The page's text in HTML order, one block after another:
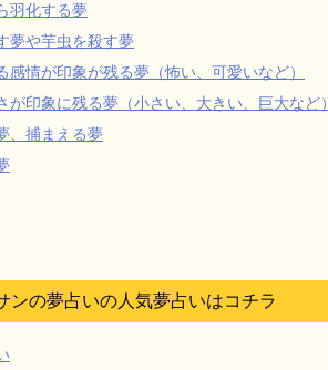
羽化する夢
夢や芋虫を殺す夢
感情が印象が残る夢（怖い、可愛いなど）
が印象に残る夢（小さい、大きい、巨大など）
、捕まえる夢
ンの夢占いの人気夢占いはコチラ